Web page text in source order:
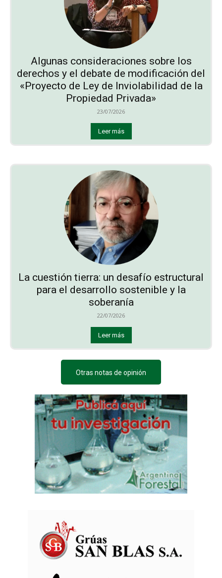
Algunas consideraciones sobre los
derechos y el debate de modificación del
«Proyecto de Ley de Inviolabilidad de la
Propiedad Privada»
23/07/2026
Leer más
La cuestión tierra: un desafío estructural
para el desarrollo sostenible y la
soberanía
22/07/2026
Leer más
Otras notas de opinión